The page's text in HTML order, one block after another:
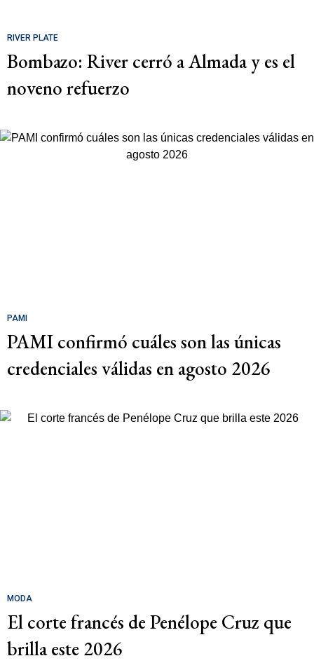
RIVER PLATE
Bombazo: River cerró a Almada y es el
noveno refuerzo
PAMI
PAMI confirmó cuáles son las únicas
credenciales válidas en agosto 2026
MODA
El corte francés de Penélope Cruz que
brilla este 2026